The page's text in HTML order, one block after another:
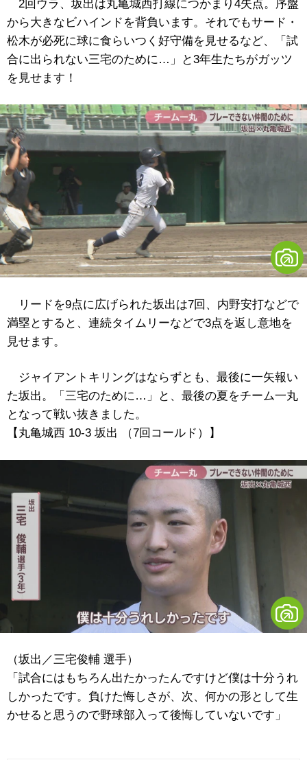
2回ウラ、坂出は丸亀城西打線につかまり4失点。序盤
から大きなビハインドを背負います。それでもサード・
松木が必死に球に食らいつく好守備を見せるなど、「試
合に出られない三宅のために…」と3年生たちがガッツ
を見せます！
リードを9点に広げられた坂出は7回、内野安打などで
満塁とすると、連続タイムリーなどで3点を返し意地を
見せます。
ジャイアントキリングはならずとも、最後に一矢報い
た坂出。「三宅のために…」と、最後の夏をチーム一丸
となって戦い抜きました。
【丸亀城西 10-3 坂出 （7回コールド）】
（坂出／三宅俊輔 選手）
「試合にはもちろん出たかったんですけど僕は十分うれ
しかったです。負けた悔しさが、次、何かの形として生
かせると思うので野球部入って後悔していないです」